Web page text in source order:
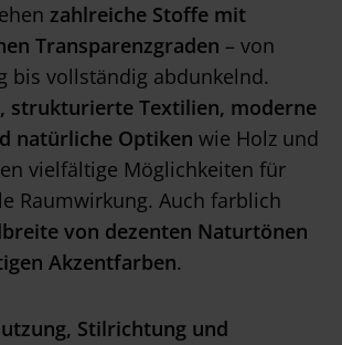
zahlreiche Stoffe mit
Transparenzgraden – von
bis vollständig abdunkelnd.
strukturierte Textilien, moderne
natürliche Optiken wie Holz und
vielfältige Möglichkeiten für
Raumwirkung. Auch farblich
von dezenten Naturtönen
Akzentfarben.
Stilrichtung und